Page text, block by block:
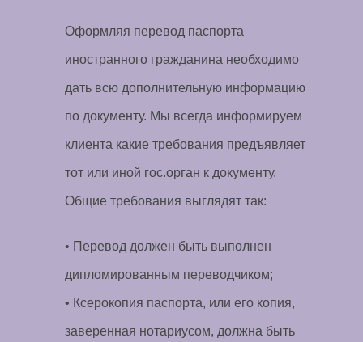
Оформляя перевод паспорта
иностранного гражданина необходимо
дать всю дополнительную информацию
по документу. Мы всегда информируем
клиента какие требования предъявляет
тот или иной гос.орган к документу.
Общие требования выглядят так:
• Перевод должен быть выполнен
дипломированным переводчиком;
• Ксерокопия паспорта, или его копия,
заверенная нотариусом, должна быть